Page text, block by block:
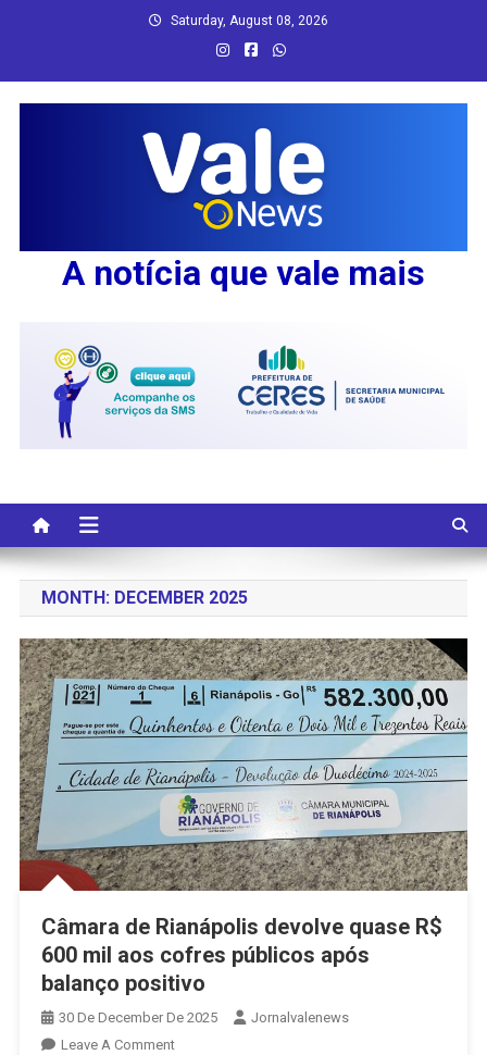
Saturday, August 08, 2026
A notícia que vale mais
MONTH: DECEMBER 2025
Câmara de Rianápolis devolve quase R$
600 mil aos cofres públicos após
balanço positivo
30 De December De 2025
Jornalvalenews
Leave A CommentOn